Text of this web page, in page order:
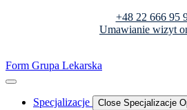
+48 22 666 95
Umawianie wizyt
Form Grupa Lekarska
Specjalizacje Close Specjalizacje